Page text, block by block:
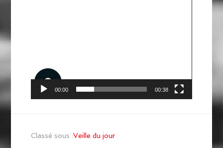
00:00 00:38
Classé sous :Veille du jour